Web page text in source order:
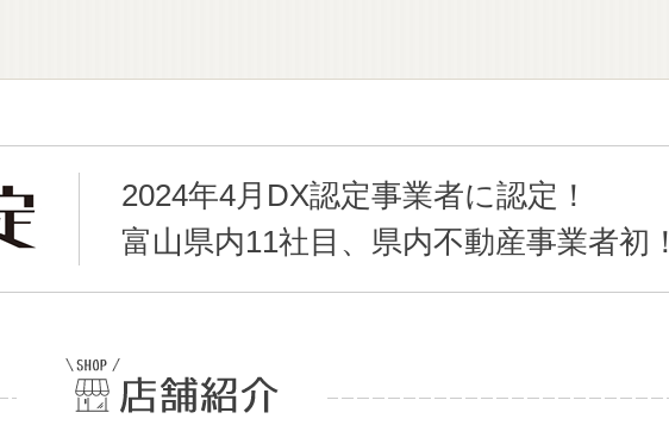
2024年4月DX認定事業者に認定！
富山県内11社目、県内不動産事業者初！